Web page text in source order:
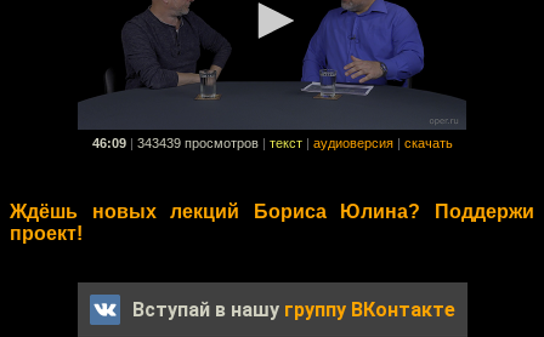
46:09 343439 просмотров текст аудиоверсия скачать
Ждёшь новых лекций Бориса Юлина? Поддержи
проект!
Вступай в нашу группу ВКонтакте